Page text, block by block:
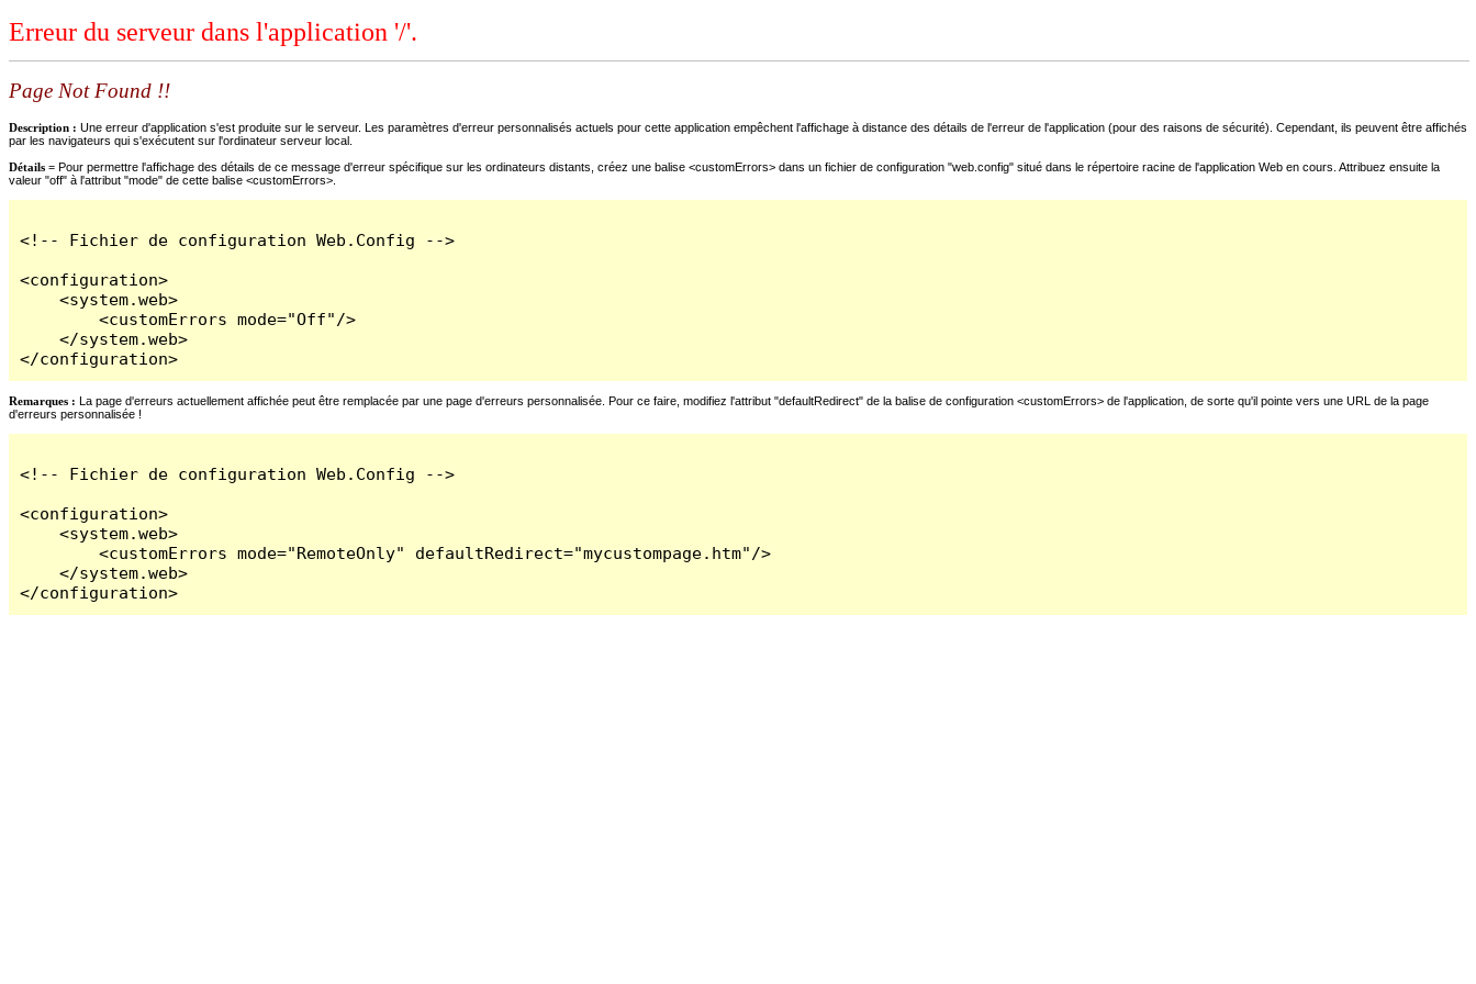
Erreur du serveur dans l'application '/'.
Page Not Found !!
Description : Une erreur d'application s'est produite sur le serveur. Les paramètres d'erreur personnalisés actuels pour cette application empêchent l'affichage à distance des détails de l'erreur de l'application (pour des raisons de sécurité). Cependant, ils peuvent être affichés
par les navigateurs qui s'exécutent sur l'ordinateur serveur local.
Détails = Pour permettre l'affichage des détails de ce message d'erreur spécifique sur les ordinateurs distants, créez une balise <customErrors> dans un fichier de configuration "web.config" situé dans le répertoire racine de l'application Web en cours. Attribuez ensuite la
valeur "off" à l'attribut "mode" de cette balise <customErrors>.
<!-- Fichier de configuration Web.Config -->
<configuration>
    <system.web>
        <customErrors mode="Off"/>
    </system.web>
</configuration>
Remarques : La page d'erreurs actuellement affichée peut être remplacée par une page d'erreurs personnalisée. Pour ce faire, modifiez l'attribut "defaultRedirect" de la balise de configuration <customErrors> de l'application, de sorte qu'il pointe vers une URL de la page
d'erreurs personnalisée !
<!-- Fichier de configuration Web.Config -->
<configuration>
    <system.web>
        <customErrors mode="RemoteOnly" defaultRedirect="mycustompage.htm"/>
    </system.web>
</configuration>